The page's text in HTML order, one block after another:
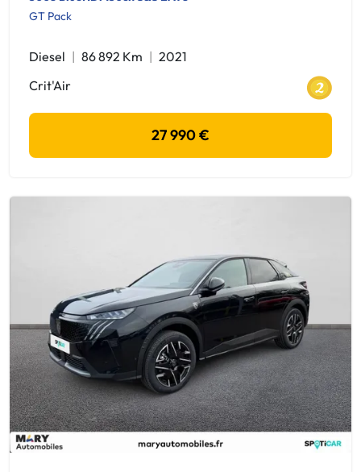
GT Pack
Diesel 86 892 Km
2021
Crit'Air
27 990 €